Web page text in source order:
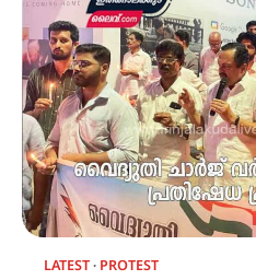
LATEST PROTEST